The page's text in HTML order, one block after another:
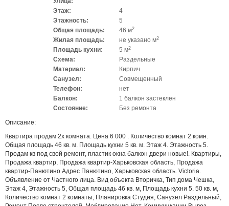
Этаж:
4
Этажность:
5
Общая площадь:
46 м2
Жилая площадь: не указано м2
Площадь кухни: 5 м2
Схема:
Раздельные
Материал:
Кирпич
Санузел:
Совмещенный
Телефон:
нет
Балкон:
1 балкон застеклен
Состояние:
Без ремонта
Описание:
Квартира продам 2х комната. Цена 6 000 . Количество комнат 2 комн.
Общая площадь 46 кв. м. Площадь кухни 5 кв. м. Этаж 4. Этажность 5.
Продам кв под свой ремонт, пластик окна балкон двери новые!. Квартиры,
Продажа квартир, Продажа квартир-Харьковская область, Продажа
квартир-Панютино Адрес Панютино, Харьковская область. Victoria.
Объявление от Частного лица. Вид объекта Вторичка, Тип дома Чешка,
Этаж 4, Этажность 5, Общая площадь 46 кв. м, Площадь кухни 5. 50 кв. м,
Количество комнат 2 комнаты, Планировка Студия, Санузел Раздельный,